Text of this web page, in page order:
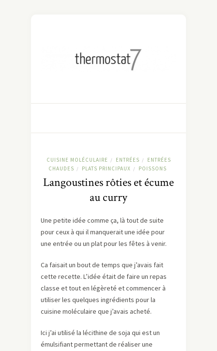
CUISINE MOLÉCULAIRE / ENTRÉES /
ENTRÉES
CHAUDES / PLATS PRINCIPAUX / POISSONS
Langoustines rôties et écume
au curry
Une petite idée comme ça, là tout de suite
pour ceux à qui il manquerait une idée pour
une entrée ou un plat pour les fêtes à venir.
Ca faisait un bout de temps que j’avais fait
cette recette. L’idée était de faire un repas
classe et tout en légèreté et commencer à
utiliser les quelques ingrédients pour la
cuisine moléculaire que j’avais acheté.
Ici j’ai utilisé la lécithine de soja qui est un
émulsifiant permettant de réaliser une